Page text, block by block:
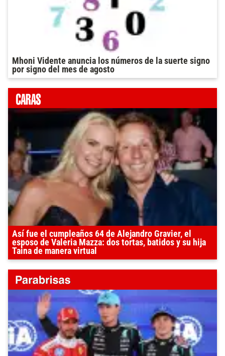
Mhoni Vidente anuncia los números de la suerte signo
por signo del mes de agosto
Así fue el cumpleaños 64 de Alejandro Gravier, el
esposo de Valeria Mazza: dos tortas, batidos y su hija
Taina de manera virtual